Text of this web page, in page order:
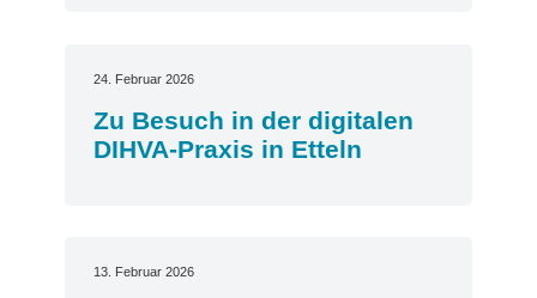
24. Februar 2026
Zu Besuch in der digitalen
DIHVA-Praxis in Etteln
13. Februar 2026